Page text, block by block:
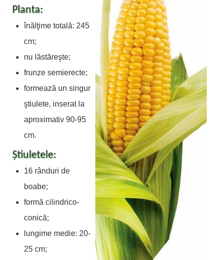
Planta:
înălţime totală: 245
cm;
nu lăstăreşte;
frunze semierecte;
formează un singur
ştiulete, inserat la
aproximativ 90-95
cm.
Ştiuletele:
16 rânduri de
boabe;
formă cilindrico-
conică;
lungime medie: 20-
25 cm;